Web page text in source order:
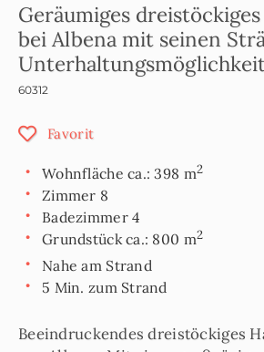
Geräumiges
bei Albena mit seinen
60312
Favorit
Wohnfläche ca.: 398 m2
Zimmer 8
Badezimmer 4
Grundstück ca.: 800 m2
Nahe am Strand
5 Min. zum Strand
Beeindruckendes dreistöckiges